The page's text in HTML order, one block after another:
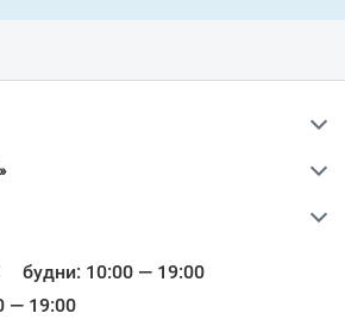
будни: 10:00 — 19:00
— 19:00